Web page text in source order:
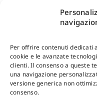
Per offrire contenuti dedicati
cookie e le avanzate
clienti. Il consenso a queste
una navigazione
versione generica non
consenso.
Shop Gangemi Editore-